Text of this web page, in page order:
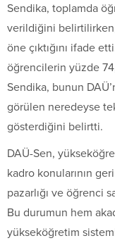
Sendika, toplamda
verildiğini
öne çıktığını ifade
öğrencilerin yüzde
Sendika, bunun DAÜ
görülen neredeyse
gösterdiğini belirtti.
DAÜ-Sen,
kadro konularının
pazarlığı ve öğrenci
Bu durumun hem
yükseköğretim